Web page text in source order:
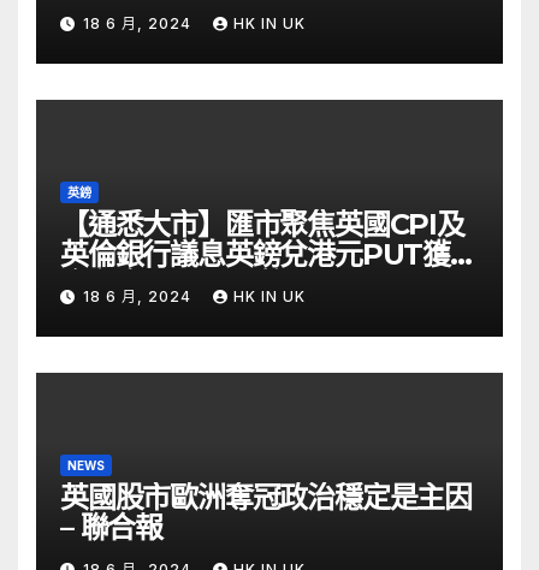
18 6 月, 2024 HK IN UK
英鎊
【通悉大市】匯市聚焦英國CPI及
英倫銀行議息英鎊兌港元PUT獲資
金留意 – Now 財經
18 6 月, 2024 HK IN UK
NEWS
英國股市歐洲奪冠政治穩定是主因
– 聯合報